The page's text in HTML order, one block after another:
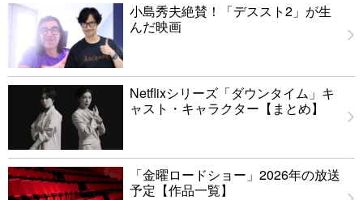
小島秀夫絶賛！「デススト2」が生
んだ映画
Netflixシリーズ「ダウンタイム」キ
ャスト・キャラクター【まとめ】
「金曜ロードショー」2026年の放送
予定【作品一覧】